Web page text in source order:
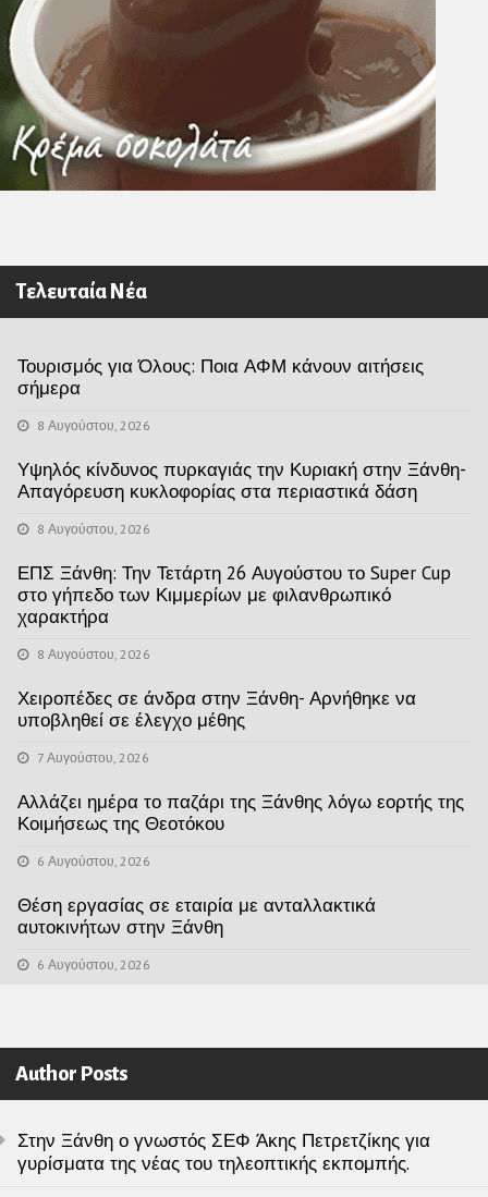
Τελευταία Νέα
Τουρισμός για Όλους: Ποια ΑΦΜ κάνουν αιτήσεις
σήμερα
8 Αυγούστου, 2026
Υψηλός κίνδυνος πυρκαγιάς την Κυριακή στην Ξάνθη-
Απαγόρευση κυκλοφορίας στα περιαστικά δάση
8 Αυγούστου, 2026
ΕΠΣ Ξάνθη: Την Τετάρτη 26 Αυγούστου το Super Cup
στο γήπεδο των Κιμμερίων με φιλανθρωπικό
χαρακτήρα
8 Αυγούστου, 2026
Χειροπέδες σε άνδρα στην Ξάνθη- Αρνήθηκε να
υποβληθεί σε έλεγχο μέθης
7 Αυγούστου, 2026
Αλλάζει ημέρα το παζάρι της Ξάνθης λόγω εορτής της
Κοιμήσεως της Θεοτόκου
6 Αυγούστου, 2026
Θέση εργασίας σε εταιρία με ανταλλακτικά
αυτοκινήτων στην Ξάνθη
6 Αυγούστου, 2026
Author Posts
Στην Ξάνθη ο γνωστός ΣΕΦ Άκης Πετρετζίκης για
γυρίσματα της νέας του τηλεοπτικής εκπομπής.